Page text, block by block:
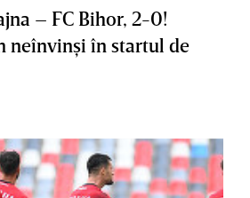
– FC Bihor, 2-0!
neînvinşi în startul de